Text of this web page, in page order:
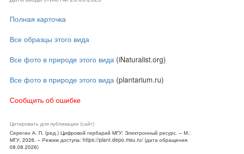
Полная карточка
Все образцы этого вида
Все фото в природе этого вида (iNaturalist.org)
Все фото в природе этого вида (plantarium.ru)
Сообщить об ошибке
Цитировать для публикации (сайт)
Серегин А. П. (ред.) Цифровой гербарий МГУ: Электронный ресурс. – М.:
МГУ, 2026. – Режим доступа: https://plant.depo.msu.ru/ (дата обращения
08.08.2026)